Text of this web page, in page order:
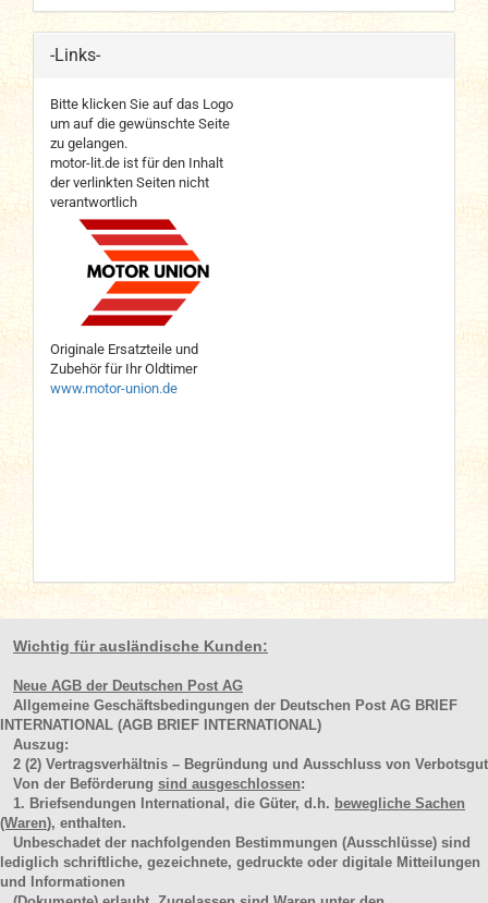
-Links-
Bitte klicken Sie auf das Logo
um auf die gewünschte Seite
zu gelangen.
motor-lit.de ist für den Inhalt
der verlinkten Seiten nicht
verantwortlich
Originale Ersatzteile und
Zubehör für Ihr Oldtimer
www.motor-union.de
Wichtig für ausländische Kunden:
Neue AGB der Deutschen Post AG
Allgemeine Geschäftsbedingungen der Deutschen Post AG BRIEF
INTERNATIONAL (AGB BRIEF INTERNATIONAL)
Auszug:
2 (2) Vertragsverhältnis – Begründung und Ausschluss von Verbotsgut
Von der Beförderung sind ausgeschlossen:
1. Briefsendungen International, die Güter, d.h. bewegliche Sachen
(Waren), enthalten.
Unbeschadet der nachfolgenden Bestimmungen (Ausschlüsse) sind
lediglich schriftliche, gezeichnete, gedruckte oder digitale Mitteilungen
und Informationen